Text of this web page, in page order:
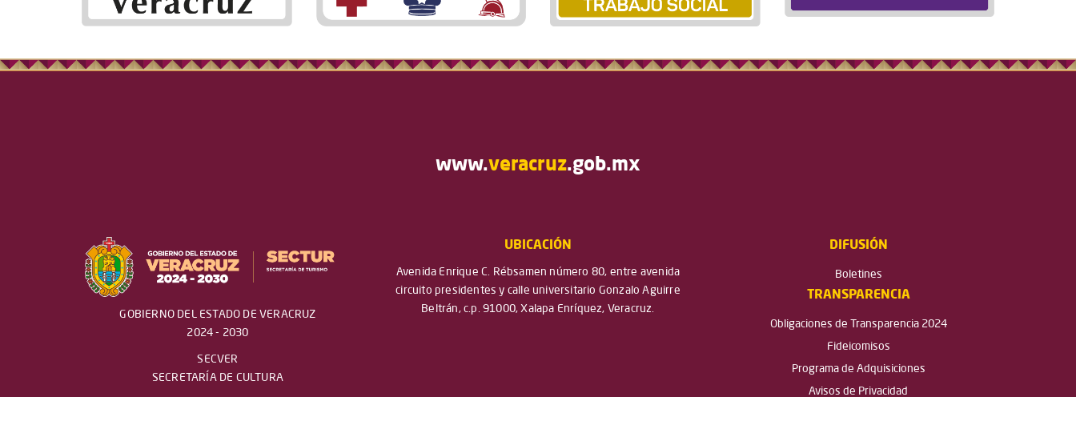
www.veracruz.gob.mx
GOBIERNO DEL ESTADO DE VERACRUZ
2024 - 2030
SECVER
SECRETARÍA DE CULTURA
UBICACIÓN
Avenida Enrique C. Rébsamen número 80, entre avenida
circuito presidentes y calle universitario Gonzalo Aguirre
Beltrán, c.p. 91000, Xalapa Enríquez, Veracruz.
DIFUSIÓN
Boletines
TRANSPARENCIA
Obligaciones de Transparencia 2024
Fideicomisos
Programa de Adquisiciones
Avisos de Privacidad